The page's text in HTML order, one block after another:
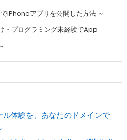
iPhoneアプリを公開した方法 ～
プログラミング未経験でApp
体験を、あなたのドメインで